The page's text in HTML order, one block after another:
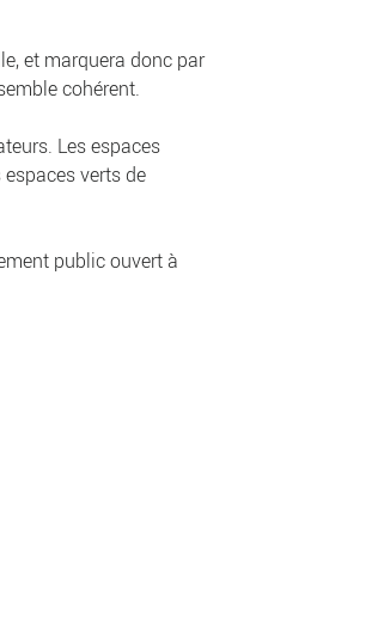
et marquera donc par
cohérent.
Les espaces
verts de
public ouvert à